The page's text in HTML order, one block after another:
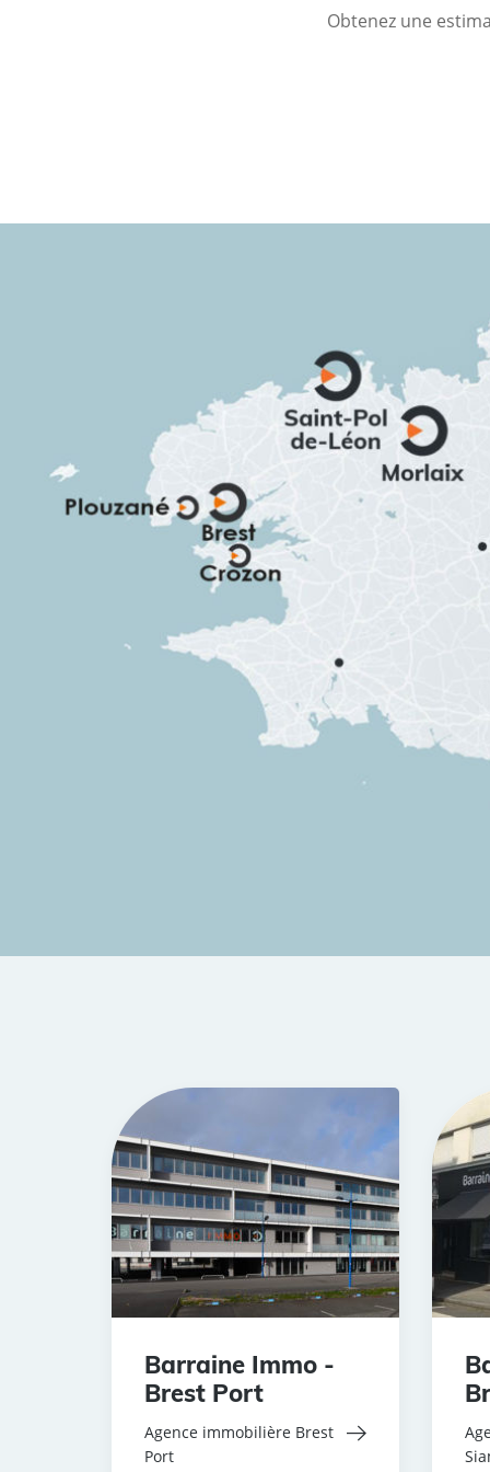
Obtenez une
Barraine Immo -
Brest Port
Agence immobilière Brest
Port